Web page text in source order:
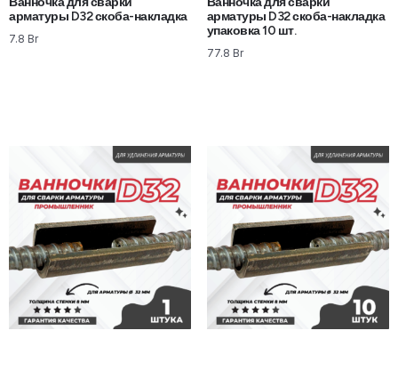
арматуры D32 скоба-накладка
7.8 Br
арматуры D32 скоба-накладка
упаковка 10 шт.
77.8 Br